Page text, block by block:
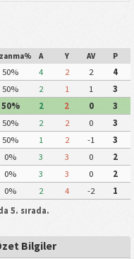
A Y AV P
50% 4 2 2
4
50% 2 1 1
3
50% 2 2 0
3
50% 2 2 0
3
50% 1 2 -1
3
0% 3 3 0
2
0% 3 3 0
2
0% 2 4 -2
1
5. sırada.
Bilgiler